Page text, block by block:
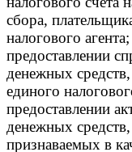
сбора,
налогового
предоставлении
денежных
единого
предоставлении
денежных
признаваемых в